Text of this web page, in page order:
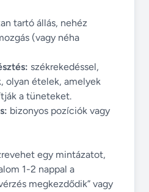
tartó állás, nehéz
(vagy néha
székrekedéssel,
olyan ételek, amelyek
a tüneteket.
bizonyos pozíciók vagy
egy mintázatot,
1-2 nappal a
megkezdődik” vagy